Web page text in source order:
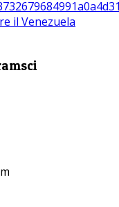
il Venezuela